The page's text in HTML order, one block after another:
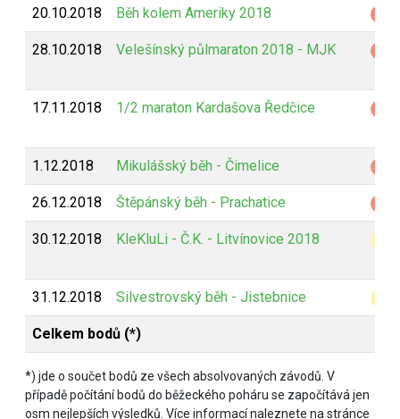
20.10.2018 Běh kolem Ameriky 2018
28.10.2018 Velešínský půlmaraton 2018 - MJK
17.11.2018 1/2 maraton Kardašova Ředčice
1.12.2018 Mikulášský běh - Čimelice
26.12.2018 Štěpánský běh - Prachatice
30.12.2018 KleKluLi - Č.K. - Litvínovice 2018
31.12.2018 Silvestrovský běh - Jistebnice
Celkem bodů (*)
*) jde o součet bodů ze všech absolvovaných závodů. V
případě počítání bodů do běžeckého poháru se započítává jen
osm nejlepších výsledků. Více informací naleznete na stránce